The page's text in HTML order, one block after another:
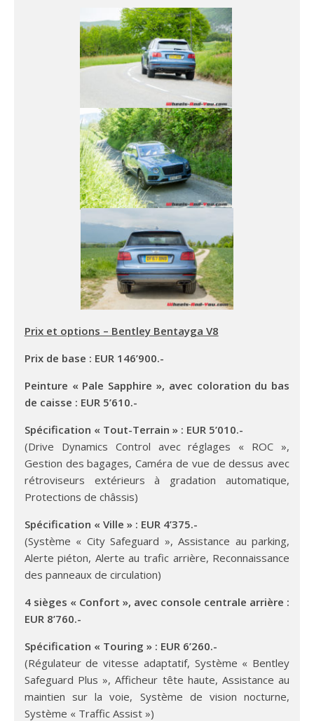
Prix et options – Bentley Bentayga V8
Prix de base : EUR 146’900.-
Peinture « Pale Sapphire », avec coloration du bas
de caisse : EUR 5’610.-
Spécification « Tout-Terrain » : EUR 5’010.-
(Drive Dynamics Control avec réglages « ROC »,
Gestion des bagages, Caméra de vue de dessus avec
rétroviseurs extérieurs à gradation automatique,
Protections de châssis)
Spécification « Ville » : EUR 4’375.-
(Système « City Safeguard », Assistance au parking,
Alerte piéton, Alerte au trafic arrière, Reconnaissance
des panneaux de circulation)
4 sièges « Confort », avec console centrale arrière :
EUR 8’760.-
Spécification « Touring » : EUR 6’260.-
(Régulateur de vitesse adaptatif, Système « Bentley
Safeguard Plus », Afficheur tête haute, Assistance au
maintien sur la voie, Système de vision nocturne,
Système « Traffic Assist »)